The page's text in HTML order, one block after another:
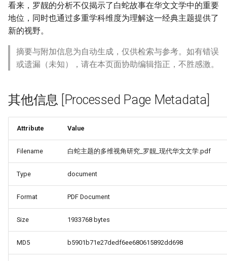
看来，罗靓的分析不仅揭示了白蛇故事在华文文学中的重要
地位，同时也通过多重学科维度为理解这一经典主题提供了
新的视野。
摘要与附加信息为自动生成，仅供检索与参考。如有错误
或遗漏（未知），请在本页面协助编辑指正，不胜感激。
其他信息 [Processed Page Metadata]
Attribute Value
Filename 白蛇主题的多维视角研究_罗靓_现代华文文学.pdf
Type document
Format PDF Document
Size 1933768 bytes
MD5 b5901b71e27dedf6ee680615892dd698